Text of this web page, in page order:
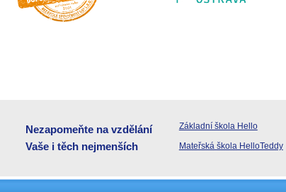
Nezapomeňte na vzdělání
Vaše i těch nejmenších
Základní škola Hello
Mateřská škola HelloTeddy